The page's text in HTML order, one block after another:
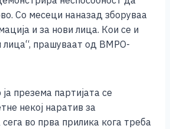
at
s
A
p
er ai
l
p
y
Li
k
ar
e
Со месеци наназад зборуваа
и за нови лица. Кои се и
лица“, прашуваат од ВМРО-
презема партијата се
некој наратив за
во прва прилика кога треба